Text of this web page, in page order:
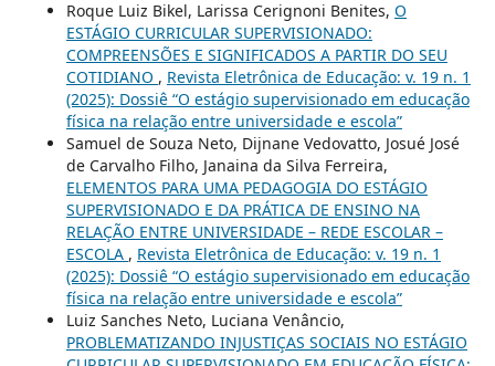
Roque Luiz Bikel, Larissa Cerignoni Benites, O
ESTÁGIO CURRICULAR SUPERVISIONADO:
COMPREENSÕES E SIGNIFICADOS A PARTIR DO SEU
COTIDIANO , Revista Eletrônica de Educação: v. 19 n. 1
(2025): Dossiê “O estágio supervisionado em educação
física na relação entre universidade e escola”
Samuel de Souza Neto, Dijnane Vedovatto, Josué José
de Carvalho Filho, Janaina da Silva Ferreira,
ELEMENTOS PARA UMA PEDAGOGIA DO ESTÁGIO
SUPERVISIONADO E DA PRÁTICA DE ENSINO NA
RELAÇÃO ENTRE UNIVERSIDADE – REDE ESCOLAR –
ESCOLA , Revista Eletrônica de Educação: v. 19 n. 1
(2025): Dossiê “O estágio supervisionado em educação
física na relação entre universidade e escola”
Luiz Sanches Neto, Luciana Venâncio,
PROBLEMATIZANDO INJUSTIÇAS SOCIAIS NO ESTÁGIO